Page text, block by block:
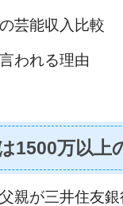
芸能収入比較
われる理由
1500万以上
親が三井住友